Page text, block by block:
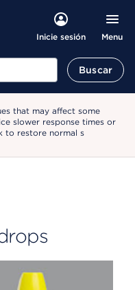
Inicie sesión Menu
Buscar
that may affect some
slower response times or
to restore normal s